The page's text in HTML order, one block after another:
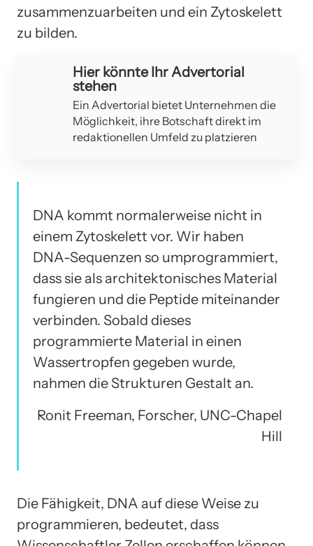
zusammenzuarbeiten und ein Zytoskelett
zu bilden.
Hier könnte Ihr Advertorial
stehen
Ein Advertorial bietet Unternehmen die
Möglichkeit, ihre Botschaft direkt im
redaktionellen Umfeld zu platzieren
DNA kommt normalerweise nicht in
einem Zytoskelett vor. Wir haben
DNA-Sequenzen so umprogrammiert,
dass sie als architektonisches Material
fungieren und die Peptide miteinander
verbinden. Sobald dieses
programmierte Material in einen
Wassertropfen gegeben wurde,
nahmen die Strukturen Gestalt an.
Ronit Freeman, Forscher, UNC-Chapel
Hill
Die Fähigkeit, DNA auf diese Weise zu
programmieren, bedeutet, dass